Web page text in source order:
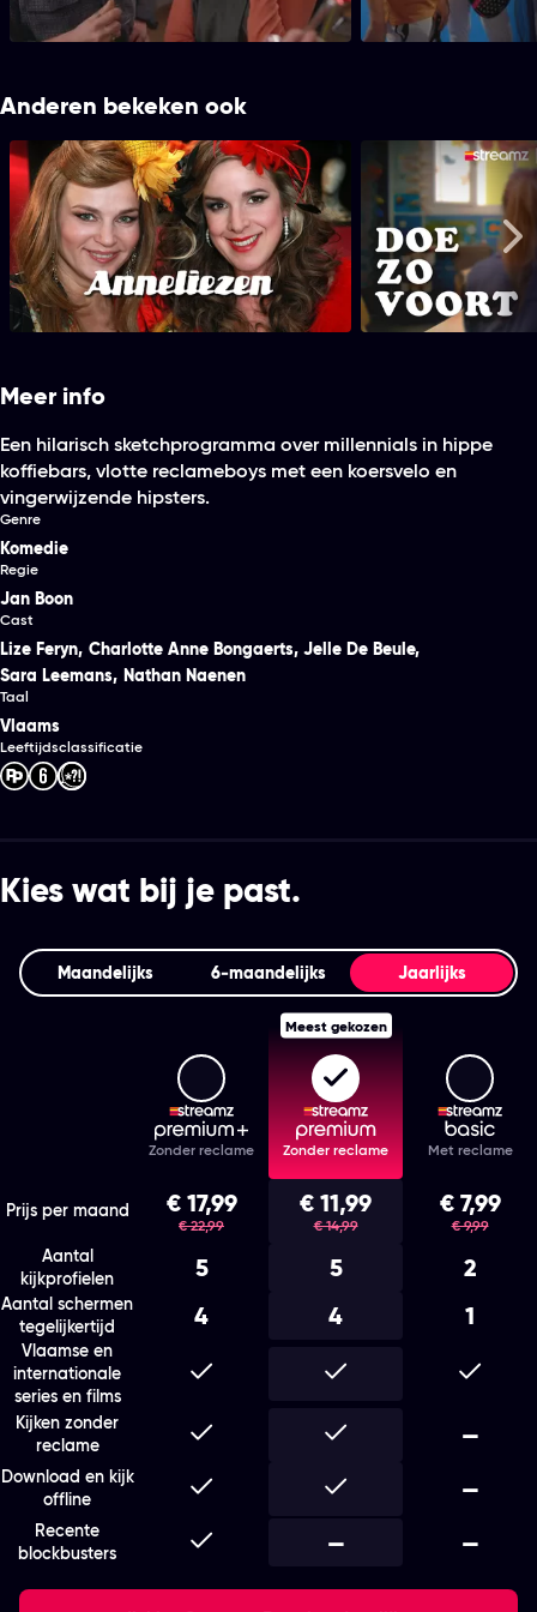
Servaas heeft een køersvelo maar niet om
op te fietsen.
Anderen bekeken ook
Anneliezen Doe
Meer info
Een hilarisch sketchprogramma over millennials in hippe
koffiebars, vlotte reclameboys met een koersvelo en
vingerwijzende hipsters.
Genre
Komedie
Regie
Jan Boon
Cast
Lize Feryn, Charlotte Anne Bongaerts, Jelle De Beule,
Sara Leemans, Nathan Naenen
Taal
Vlaams
Leeftijdsclassificatie
Kies wat bij je past.
Maandelijks 6‑maandelijks Jaarlijks
Kies het abonnement en de looptijd die bij je past
Streamz Premium+
Zonder reclame
Meest gekozen
Streamz Premium
Zonder reclame Met reclame
Prijs per maand € 17,99
was
€ 22,99
€ 11,99
was
€ 14,99
€ 7,99
was
€ 9,99
Aantal
kijkprofielen
5 5 2
Aantal schermen
tegelijkertijd
4 4 1
Vlaamse en
internationale
series en films
Inbegrepen Inbegrepen
Kijken zonder
reclame
Inbegrepen Inbegrepen Niet
—
Download en kijk
offline
Inbegrepen Inbegrepen Niet
—
Recente
blockbusters
Inbegrepen Niet inbegrepen
— Niet
—